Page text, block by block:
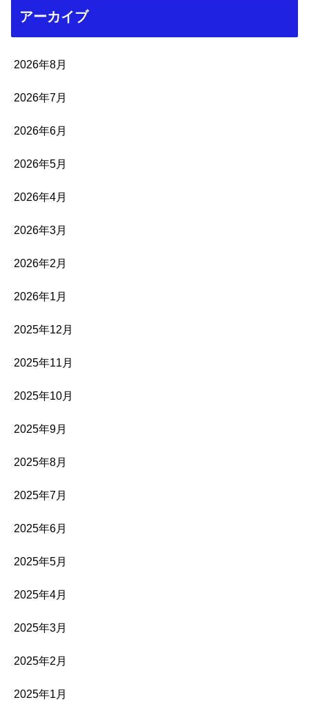
アーカイブ
2026年8月
2026年7月
2026年6月
2026年5月
2026年4月
2026年3月
2026年2月
2026年1月
2025年12月
2025年11月
2025年10月
2025年9月
2025年8月
2025年7月
2025年6月
2025年5月
2025年4月
2025年3月
2025年2月
2025年1月